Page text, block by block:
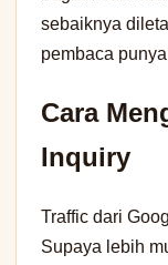
sebaiknya
pembaca
Cara
Inquiry
Traffic dari
Supaya lebih